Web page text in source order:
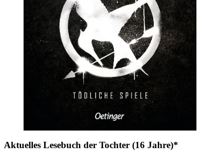
Aktuelles Lesebuch der Tochter (16 Jahre)*